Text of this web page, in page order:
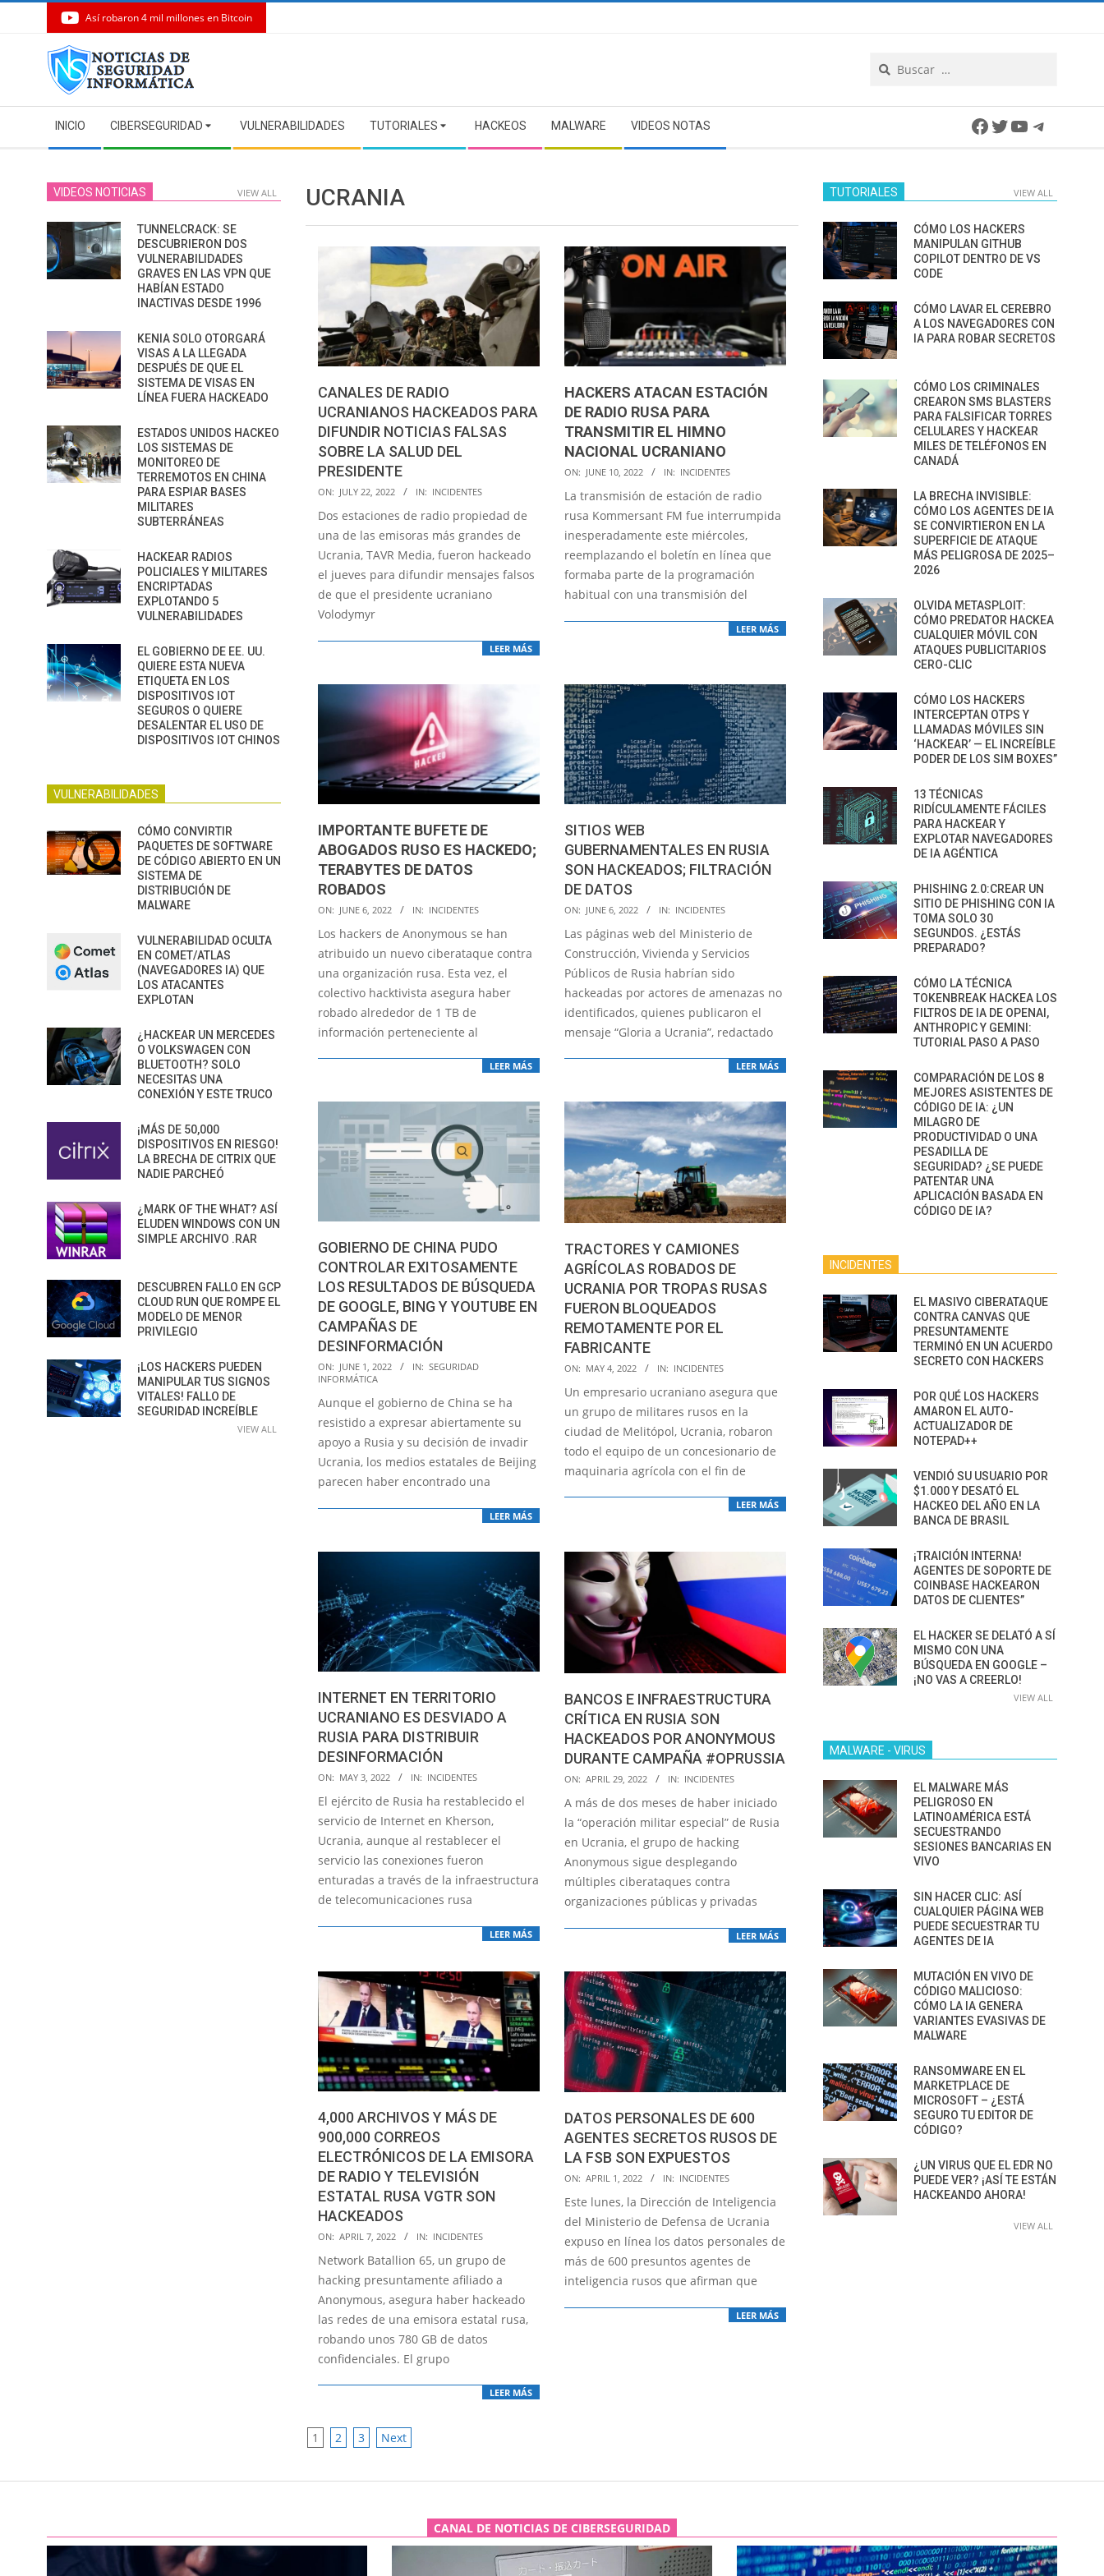
Así robaron 4 mil millones en Bitcoin
Navigation
Menu
INICIO CIBERSEGURIDAD VULNERABILIDADES TUTORIALES HACKEOS MALWARE VIDEOS NOTAS Facebook
Twitter
YouTube
UCRANIA
CANALES DE RADIO
UCRANIANOS HACKEADOS PARA
DIFUNDIR NOTICIAS FALSAS
SOBRE LA SALUD DEL
PRESIDENTE
2022-
07-
22
ON: JULY 22, 2022 IN: INCIDENTES
Dos estaciones de radio propiedad de
una de las emisoras más grandes de
Ucrania, TAVR Media, fueron hackeado
el jueves para difundir mensajes falsos
de que el presidente ucraniano
Volodymyr
LEER MÁS
HACKERS ATACAN ESTACIÓN
DE RADIO RUSA PARA
TRANSMITIR EL HIMNO
NACIONAL UCRANIANO
2022-
06-
10
ON: JUNE 10, 2022 IN: INCIDENTES
La transmisión de estación de radio
rusa Kommersant FM fue interrumpida
inesperadamente este miércoles,
reemplazando el boletín en línea que
formaba parte de la programación
habitual con una transmisión del
LEER MÁS
IMPORTANTE BUFETE DE
ABOGADOS RUSO ES HACKEDO;
TERABYTES DE DATOS
ROBADOS
2022-
06-
06
ON: JUNE 6, 2022 IN: INCIDENTES
Los hackers de Anonymous se han
atribuido un nuevo ciberataque contra
una organización rusa. Esta vez, el
colectivo hacktivista asegura haber
robado alrededor de 1 TB de
información perteneciente al
LEER MÁS
SITIOS WEB
GUBERNAMENTALES EN RUSIA
SON HACKEADOS; FILTRACIÓN
DE DATOS
2022-
06-
06
ON: JUNE 6, 2022 IN: INCIDENTES
Las páginas web del Ministerio de
Construcción, Vivienda y Servicios
Públicos de Rusia habrían sido
hackeadas por actores de amenazas no
identificados, quienes publicaron el
mensaje “Gloria a Ucrania”, redactado
LEER MÁS
GOBIERNO DE CHINA PUDO
CONTROLAR EXITOSAMENTE
LOS RESULTADOS DE BÚSQUEDA
DE GOOGLE, BING Y YOUTUBE EN
CAMPAÑAS DE
DESINFORMACIÓN
2022-
06-
01
ON: JUNE 1, 2022 IN: SEGURIDAD
INFORMÁTICA
Aunque el gobierno de China se ha
resistido a expresar abiertamente su
apoyo a Rusia y su decisión de invadir
Ucrania, los medios estatales de Beijing
parecen haber encontrado una
LEER MÁS
TRACTORES Y CAMIONES
AGRÍCOLAS ROBADOS DE
UCRANIA POR TROPAS RUSAS
FUERON BLOQUEADOS
REMOTAMENTE POR EL
FABRICANTE
2022-
05-
ON: MAY 4, 2022 IN: INCIDENTES
Un empresario ucraniano asegura que
un grupo de militares rusos en la
ciudad de Melitópol, Ucrania, robaron
todo el equipo de un concesionario de
maquinaria agrícola con el fin de
LEER MÁS
INTERNET EN TERRITORIO
UCRANIANO ES DESVIADO A
RUSIA PARA DISTRIBUIR
DESINFORMACIÓN
2022-
05-
03
ON: MAY 3, 2022 IN: INCIDENTES
El ejército de Rusia ha restablecido el
servicio de Internet en Kherson,
Ucrania, aunque al restablecer el
servicio las conexiones fueron
enturadas a través de la infraestructura
de telecomunicaciones rusa
LEER MÁS
BANCOS E INFRAESTRUCTURA
CRÍTICA EN RUSIA SON
HACKEADOS POR ANONYMOUS
DURANTE CAMPAÑA #OPRUSSIA
2022-
04-
29
ON: APRIL 29, 2022 IN: INCIDENTES
A más de dos meses de haber iniciado
la “operación militar especial” de Rusia
en Ucrania, el grupo de hacking
Anonymous sigue desplegando
múltiples ciberataques contra
organizaciones públicas y privadas
LEER MÁS
4,000 ARCHIVOS Y MÁS DE
900,000 CORREOS
ELECTRÓNICOS DE LA EMISORA
DE RADIO Y TELEVISIÓN
ESTATAL RUSA VGTR SON
HACKEADOS
2022-
04-
07
ON: APRIL 7, 2022 IN: INCIDENTES
Network Batallion 65, un grupo de
hacking presuntamente afiliado a
Anonymous, asegura haber hackeado
las redes de una emisora estatal rusa,
robando unos 780 GB de datos
confidenciales. El grupo
LEER MÁS
DATOS PERSONALES DE 600
AGENTES SECRETOS RUSOS DE
LA FSB SON EXPUESTOS
2022-
04-
01
ON: APRIL 1, 2022 IN: INCIDENTES
Este lunes, la Dirección de Inteligencia
del Ministerio de Defensa de Ucrania
expuso en línea los datos personales de
más de 600 presuntos agentes de
inteligencia rusos que afirman que
LEER MÁS
POSTS
1 2 3 Next
VIDEOS NOTICIAS VIEW ALL
TUNNELCRACK: SE
DESCUBRIERON DOS
VULNERABILIDADES
GRAVES EN LAS VPN QUE
HABÍAN ESTADO
INACTIVAS DESDE 1996
KENIA SOLO OTORGARÁ
VISAS A LA LLEGADA
DESPUÉS DE QUE EL
SISTEMA DE VISAS EN
LÍNEA FUERA HACKEADO
ESTADOS UNIDOS HACKEO
LOS SISTEMAS DE
MONITOREO DE
TERREMOTOS EN CHINA
PARA ESPIAR BASES
MILITARES
SUBTERRÁNEAS
HACKEAR RADIOS
POLICIALES Y MILITARES
ENCRIPTADAS
EXPLOTANDO 5
VULNERABILIDADES
EL GOBIERNO DE EE. UU.
QUIERE ESTA NUEVA
ETIQUETA EN LOS
DISPOSITIVOS IOT
SEGUROS O QUIERE
DESALENTAR EL USO DE
DISPOSITIVOS IOT CHINOS
VULNERABILIDADES
CÓMO CONVIRTIR
PAQUETES DE SOFTWARE
DE CÓDIGO ABIERTO EN UN
SISTEMA DE
DISTRIBUCIÓN DE
MALWARE
VULNERABILIDAD OCULTA
EN COMET/ATLAS
(NAVEGADORES IA) QUE
LOS ATACANTES
EXPLOTAN
¿HACKEAR UN MERCEDES
O VOLKSWAGEN CON
BLUETOOTH? SOLO
NECESITAS UNA
CONEXIÓN Y ESTE TRUCO
¡MÁS DE 50,000
DISPOSITIVOS EN RIESGO!
LA BRECHA DE CITRIX QUE
NADIE PARCHEÓ
¿MARK OF THE WHAT? ASÍ
ELUDEN WINDOWS CON UN
SIMPLE ARCHIVO .RAR
DESCUBREN FALLO EN GCP
CLOUD RUN QUE ROMPE EL
MODELO DE MENOR
PRIVILEGIO
¡LOS HACKERS PUEDEN
MANIPULAR TUS SIGNOS
VITALES! FALLO DE
SEGURIDAD INCREÍBLE
VIEW ALL
TUTORIALES VIEW ALL
CÓMO LOS HACKERS
MANIPULAN GITHUB
COPILOT DENTRO DE VS
CODE
CÓMO LAVAR EL CEREBRO
A LOS NAVEGADORES CON
IA PARA ROBAR SECRETOS
CÓMO LOS CRIMINALES
CREARON SMS BLASTERS
PARA FALSIFICAR TORRES
CELULARES Y HACKEAR
MILES DE TELÉFONOS EN
CANADÁ
LA BRECHA INVISIBLE:
CÓMO LOS AGENTES DE IA
SE CONVIRTIERON EN LA
SUPERFICIE DE ATAQUE
MÁS PELIGROSA DE 2025–
2026
OLVIDA METASPLOIT:
CÓMO PREDATOR HACKEA
CUALQUIER MÓVIL CON
ATAQUES PUBLICITARIOS
CERO-CLIC
CÓMO LOS HACKERS
INTERCEPTAN OTPS Y
LLAMADAS MÓVILES SIN
‘HACKEAR’ — EL INCREÍBLE
PODER DE LOS SIM BOXES”
13 TÉCNICAS
RIDÍCULAMENTE FÁCILES
PARA HACKEAR Y
EXPLOTAR NAVEGADORES
DE IA AGÉNTICA
PHISHING 2.0:CREAR UN
SITIO DE PHISHING CON IA
TOMA SOLO 30
SEGUNDOS. ¿ESTÁS
PREPARADO?
CÓMO LA TÉCNICA
TOKENBREAK HACKEA LOS
FILTROS DE IA DE OPENAI,
ANTHROPIC Y GEMINI:
TUTORIAL PASO A PASO
COMPARACIÓN DE LOS 8
MEJORES ASISTENTES DE
CÓDIGO DE IA: ¿UN
MILAGRO DE
PRODUCTIVIDAD O UNA
PESADILLA DE
SEGURIDAD? ¿SE PUEDE
PATENTAR UNA
APLICACIÓN BASADA EN
CÓDIGO DE IA?
INCIDENTES
EL MASIVO CIBERATAQUE
CONTRA CANVAS QUE
PRESUNTAMENTE
TERMINÓ EN UN ACUERDO
SECRETO CON HACKERS
POR QUÉ LOS HACKERS
AMARON EL AUTO-
ACTUALIZADOR DE
NOTEPAD++
VENDIÓ SU USUARIO POR
$1.000 Y DESATÓ EL
HACKEO DEL AÑO EN LA
BANCA DE BRASIL
¡TRAICIÓN INTERNA!
AGENTES DE SOPORTE DE
COINBASE HACKEARON
DATOS DE CLIENTES”
EL HACKER SE DELATÓ A SÍ
MISMO CON UNA
BÚSQUEDA EN GOOGLE –
¡NO VAS A CREERLO!
VIEW ALL
MALWARE - VIRUS
EL MALWARE MÁS
PELIGROSO EN
LATINOAMÉRICA ESTÁ
SECUESTRANDO
SESIONES BANCARIAS EN
VIVO
SIN HACER CLIC: ASÍ
CUALQUIER PÁGINA WEB
PUEDE SECUESTRAR TU
AGENTES DE IA
MUTACIÓN EN VIVO DE
CÓDIGO MALICIOSO:
CÓMO LA IA GENERA
VARIANTES EVASIVAS DE
MALWARE
RANSOMWARE EN EL
MARKETPLACE DE
MICROSOFT – ¿ESTÁ
SEGURO TU EDITOR DE
CÓDIGO?
¿UN VIRUS QUE EL EDR NO
PUEDE VER? ¡ASÍ TE ESTÁN
HACKEANDO AHORA!
VIEW ALL
CANAL DE NOTICIAS DE CIBERSEGURIDAD